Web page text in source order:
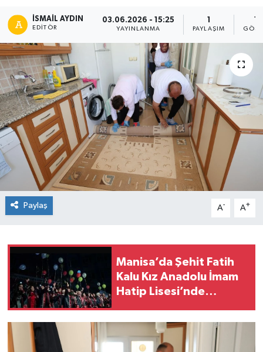
İSMAIL AYDIN
EDITÖR
03.06.2026 - 15:25
YAYINLANMA PAYLAŞIM
Paylaş A- A+
Manisa’da Şehit Fatih
Kalu Kız Anadolu İmam
Hatip Lisesi’nde
gerçekleşti.